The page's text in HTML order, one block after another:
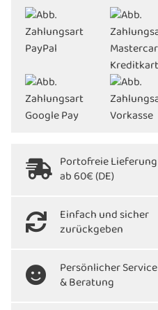
Portofreie Lieferung
ab 60€ (DE)
Einfach und sicher
zurückgeben
Persönlicher Service
& Beratung